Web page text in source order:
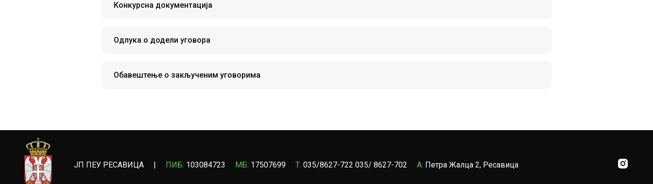
Конкурсна документација
Одлука о додели уговора
Обавештење о закљученим уговорима
ЈП ПЕУ РЕСАВИЦА | ПИБ: 103084723 МБ: 17507699 T: 035/8627-722 035/ 8627-702 A: Петра Жалца 2, Ресавица